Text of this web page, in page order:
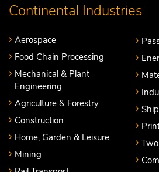
Continental Industries
Aerospace
Food Chain Processing
Mechanical & Plant
Engineering
Agriculture & Forestry
Construction
Home, Garden & Leisure
Mining